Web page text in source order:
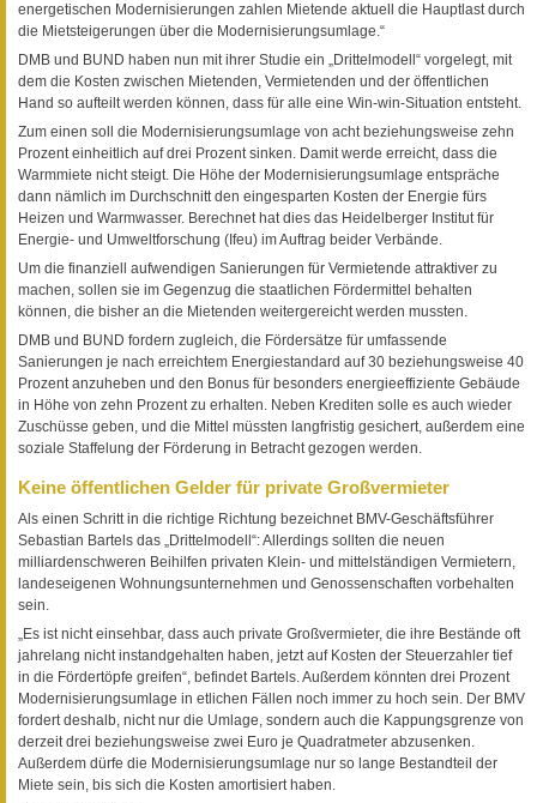
energetischen Modernisierungen zahlen Mietende aktuell die Hauptlast durch
die Mietsteigerungen über die Modernisierungsumlage.“
DMB und BUND haben nun mit ihrer Studie ein „Drittelmodell“ vorgelegt, mit
dem die Kosten zwischen Mietenden, Vermietenden und der öffentlichen
Hand so aufteilt werden können, dass für alle eine Win-win-Situation entsteht.
Zum einen soll die Modernisierungsumlage von acht beziehungsweise zehn
Prozent einheitlich auf drei Prozent sinken. Damit werde erreicht, dass die
Warmmiete nicht steigt. Die Höhe der Modernisierungsumlage entspräche
dann nämlich im Durchschnitt den eingesparten Kosten der Energie fürs
Heizen und Warmwasser. Berechnet hat dies das Heidelberger Institut für
Energie- und Umweltforschung (Ifeu) im Auftrag beider Verbände.
Um die finanziell aufwendigen Sanierungen für Vermietende attraktiver zu
machen, sollen sie im Gegenzug die staatlichen Fördermittel behalten
können, die bisher an die Mietenden weitergereicht werden mussten.
DMB und BUND fordern zugleich, die Fördersätze für umfassende
Sanierungen je nach erreichtem Energiestandard auf 30 beziehungsweise 40
Prozent anzuheben und den Bonus für besonders energieeffiziente Gebäude
in Höhe von zehn Prozent zu erhalten. Neben Krediten solle es auch wieder
Zuschüsse geben, und die Mittel müssten langfristig gesichert, außerdem eine
soziale Staffelung der Förderung in Betracht gezogen werden.
Keine öffentlichen Gelder für private Großvermieter
Als einen Schritt in die richtige Richtung bezeichnet BMV-Geschäftsführer
Sebastian Bartels das „Drittelmodell“: Allerdings sollten die neuen
milliardenschweren Beihilfen privaten Klein- und mittelständigen Vermietern,
landeseigenen Wohnungsunternehmen und Genossenschaften vorbehalten
sein.
„Es ist nicht einsehbar, dass auch private Großvermieter, die ihre Bestände oft
jahrelang nicht instandgehalten haben, jetzt auf Kosten der Steuerzahler tief
in die Fördertöpfe greifen“, befindet Bartels. Außerdem könnten drei Prozent
Modernisierungsumlage in etlichen Fällen noch immer zu hoch sein. Der BMV
fordert deshalb, nicht nur die Umlage, sondern auch die Kappungsgrenze von
derzeit drei beziehungsweise zwei Euro je Quadratmeter abzusenken.
Außerdem dürfe die Modernisierungsumlage nur so lange Bestandteil der
Miete sein, bis sich die Kosten amortisiert haben.